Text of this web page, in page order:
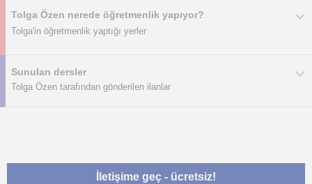
Tolga Özen nerede öğretmenlik yapıyor?
Tolga'in öğretmenlik yaptığı yerler
Sunulan dersler
Tolga Özen tarafından gönderilen ilanlar
İletişime geç - ücretsiz!